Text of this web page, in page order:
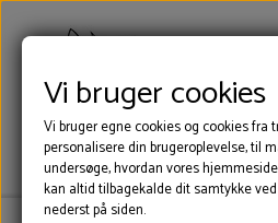
Vi bruger cookies
Vi bruger egne cookies og cookies fra
personalisere din brugeroplevelse, til
undersøge, hvordan vores
kan altid tilbagekalde dit samtykke
nederst på siden.